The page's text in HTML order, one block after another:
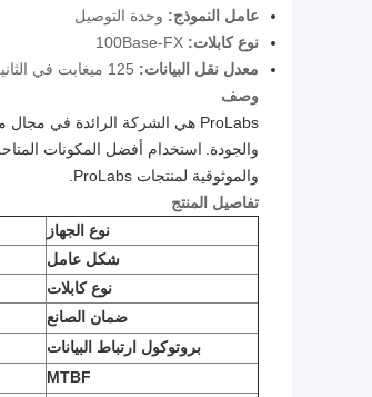
عامل النموذج: وحدة التوصيل
نوع كابلات:
معدل نقل البيانات:
وصف
ProLabs هي الشركة الرائدة في مجال مستلزمات الشبكات.
والجودة. استخدام أفضل المكونات
والموثوقية لمنتجات ProLabs.
تفاصيل المنتج
نوع الجهاز
شكل عامل
نوع كابلات
ضمان الصانع
بروتوكول ارتباط البيانات
MTBF